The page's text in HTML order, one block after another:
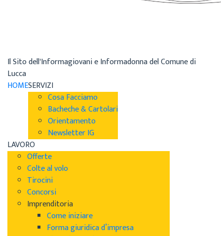
Il Sito dell'Informagiovani e Informadonna del Comune di
Lucca
HOMESERVIZI
Cosa Facciamo
Bacheche & Cartolari
Orientamento
Newsletter IG
LAVORO
Offerte
Colte al volo
Tirocini
Concorsi
Imprenditoria
Come iniziare
Forma giuridica d’impresa